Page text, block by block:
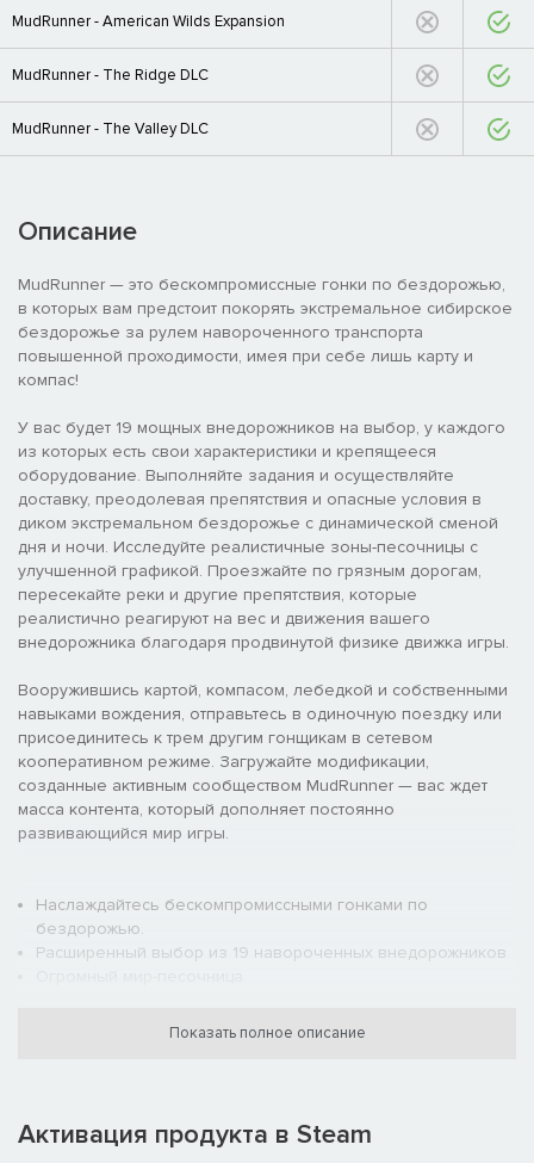
MudRunner - American Wilds Expansion
MudRunner - The Ridge DLC
MudRunner - The Valley DLC
Описание
MudRunner — это бескомпромиссные гонки по бездорожью,
в которых вам предстоит покорять экстремальное сибирское
бездорожье за рулем навороченного транспорта
повышенной проходимости, имея при себе лишь карту и
компас!
У вас будет 19 мощных внедорожников на выбор, у каждого
из которых есть свои характеристики и крепящееся
оборудование. Выполняйте задания и осуществляйте
доставку, преодолевая препятствия и опасные условия в
диком экстремальном бездорожье с динамической сменой
дня и ночи. Исследуйте реалистичные зоны-песочницы с
улучшенной графикой. Проезжайте по грязным дорогам,
пересекайте реки и другие препятствия, которые
реалистично реагируют на вес и движения вашего
внедорожника благодаря продвинутой физике движка игры.
Вооружившись картой, компасом, лебедкой и собственными
навыками вождения, отправьтесь в одиночную поездку или
присоединитесь к трем другим гонщикам в сетевом
кооперативном режиме. Загружайте модификации,
созданные активным сообществом MudRunner — вас ждет
масса контента, который дополняет постоянно
развивающийся мир игры.
Наслаждайтесь бескомпромиссными гонками по
бездорожью.
Расширенный выбор из 19 навороченных внедорожников
невероятного реализмаПоказать полное описание
Активация продукта в Steam